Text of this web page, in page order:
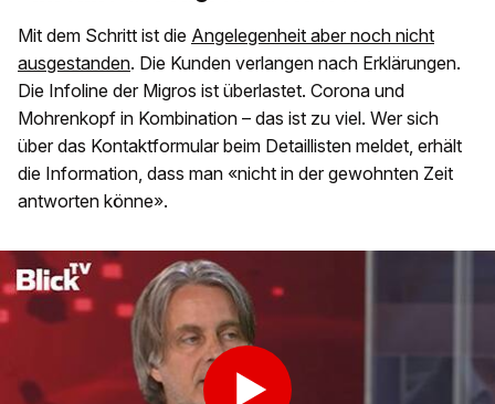
Mit dem Schritt ist die Angelegenheit aber noch nicht
ausgestanden. Die Kunden verlangen nach Erklärungen.
Die Infoline der Migros ist überlastet. Corona und
Mohrenkopf in Kombination – das ist zu viel. Wer sich
über das Kontaktformular beim Detaillisten meldet, erhält
die Information, dass man «nicht in der gewohnten Zeit
antworten könne».